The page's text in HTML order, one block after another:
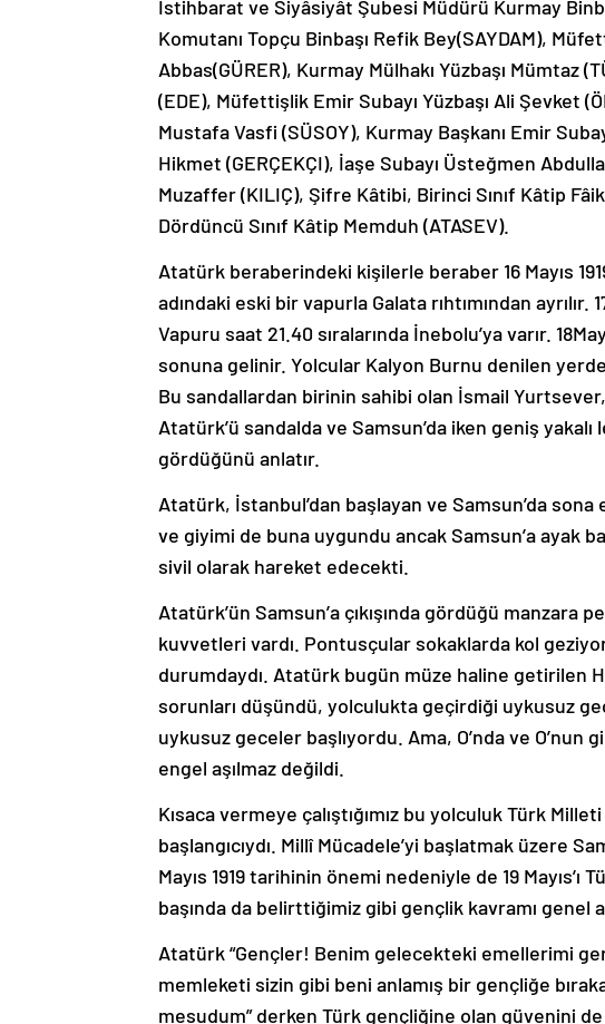
İstihbarat ve Siyâsiyât Şubesi Müdürü Kurmay
Komutanı Topçu Binbaşı Refik Bey(SAYDAM),
Abbas(GÜRER), Kurmay Mülhakı Yüzbaşı Mümtaz
(EDE), Müfettişlik Emir Subayı Yüzbaşı Ali Şevket
Mustafa Vasfi (SÜSOY), Kurmay Başkanı Emir
Hikmet (GERÇEKÇI), İaşe Subayı Üsteğmen
Muzaffer (KILIÇ), Şifre Kâtibi, Birinci Sınıf Kâtip
Dördüncü Sınıf Kâtip Memduh (ATASEV).
Atatürk beraberindeki kişilerle beraber 16 Mayıs
adındaki eski bir vapurla Galata rıhtımından ayrılır.
Vapuru saat 21.40 sıralarında İnebolu’ya varır.
sonuna gelinir. Yolcular Kalyon Burnu denilen
Bu sandallardan birinin sahibi olan İsmail Yurtsever,
Atatürk’ü sandalda ve Samsun’da iken geniş
gördüğünü anlatır.
Atatürk, İstanbul’dan başlayan ve Samsun’da
ve giyimi de buna uygundu ancak Samsun’a ayak
sivil olarak hareket edecekti.
Atatürk’ün Samsun’a çıkışında gördüğü manzara
kuvvetleri vardı. Pontusçular sokaklarda kol
durumdaydı. Atatürk bugün müze haline getirilen
sorunları düşündü, yolculukta geçirdiği uykusuz
uykusuz geceler başlıyordu. Ama, O’nda ve
engel aşılmaz değildi.
Kısaca vermeye çalıştığımız bu yolculuk Türk
başlangıcıydı. Millî Mücadele’yi başlatmak üzere
Mayıs 1919 tarihinin önemi nedeniyle de 19 Mayıs’ı
başında da belirttiğimiz gibi gençlik kavramı
Atatürk “Gençler! Benim gelecekteki emellerimi
memleketi sizin gibi beni anlamış bir gençliğe
mesudum” derken Türk gençliğine olan güvenini de